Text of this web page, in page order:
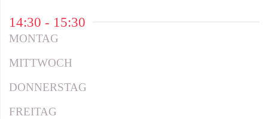
14:30 - 15:30
MONTAG
MITTWOCH
DONNERSTAG
FREITAG